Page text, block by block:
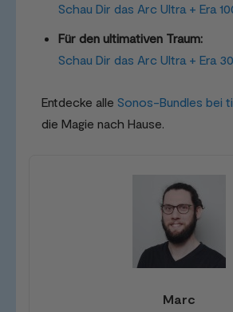
Schau Dir das Arc Ultra + Era
Für den ultimativen Traum:
Schau Dir das Arc Ultra + Era
Entdecke alle Sonos-Bundles bei
die Magie nach Hause.
Marc